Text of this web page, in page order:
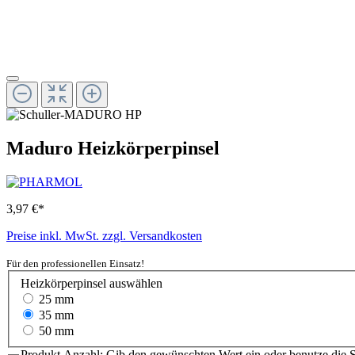
Maduro Heizkörperpinsel
3,97 €*
Preise inkl. MwSt. zzgl. Versandkosten
Für den professionellen Einsatz!
Heizkörperpinsel auswählen
25 mm
35 mm
50 mm